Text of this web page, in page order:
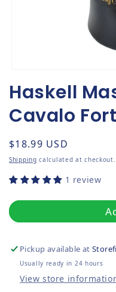
Haskell
Cavalo
Regular price
$18.99 USD
Shipping calculated at checkout.
1 review
Pickup available at
Usually ready in 24 hours
View store